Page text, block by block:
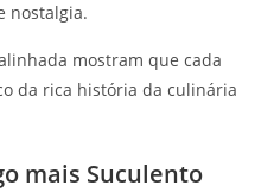
nostalgia.
mostram que cada
da rica história da culinária
mais Suculento